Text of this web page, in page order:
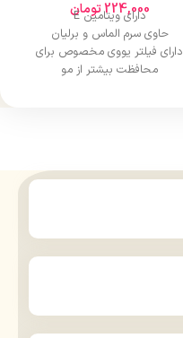
224,000تومان
دارای ویتامین E
حاوی سرم الماس و برلیان
دارای فیلتر یووی مخصوص برای
محافظت بیشتر از مو